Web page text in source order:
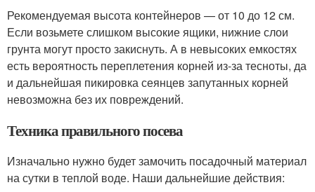
Рекомендуемая высота контейнеров — от 10 до 12 см.
Если возьмете слишком высокие ящики, нижние слои
грунта могут просто закиснуть. А в невысоких емкостях
есть вероятность переплетения корней из-за тесноты, да
и дальнейшая пикировка сеянцев запутанных корней
невозможна без их повреждений.
Техника правильного посева
Изначально нужно будет замочить посадочный материал
на сутки в теплой воде. Наши дальнейшие действия: